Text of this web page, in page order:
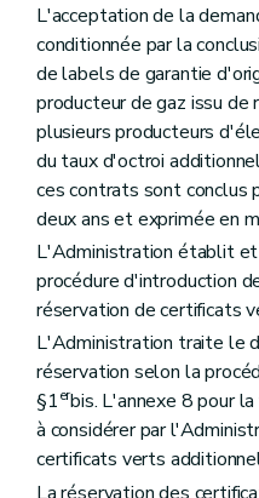
L'acceptation de la
conditionnée par la
de labels de garantie
producteur de gaz issu de
plusieurs producteurs
du taux d'octroi
ces contrats sont conclus
deux ans et exprimée en
L'Administration établit
procédure d'introduction
réservation de certificats
L'Administration traite le
réservation selon la
§1erbis. L'annexe 8 pour
à considérer par
certificats verts
La réservation des